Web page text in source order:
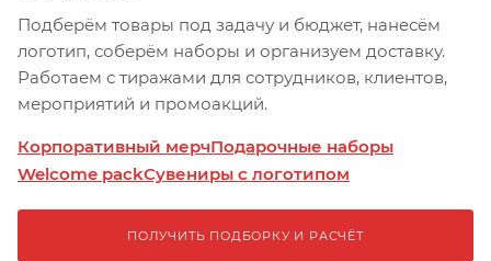
Подберём товары под задачу и бюджет, нанесём
логотип, соберём наборы и организуем доставку.
Работаем с тиражами для сотрудников, клиентов,
мероприятий и промоакций.
Корпоративный мерчПодарочные наборы
Welcome packСувениры с логотипом
ПОЛУЧИТЬ ПОДБОРКУ И РАСЧЁТ